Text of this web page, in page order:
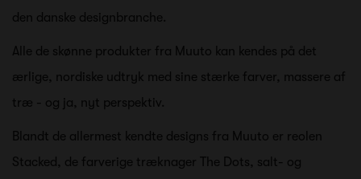
den danske designbranche.
Alle de skønne produkter fra Muuto kan kendes på det
ærlige, nordiske udtryk med sine stærke farver, massere af
træ - og ja, nyt perspektiv.
Blandt de allermest kendte designs fra Muuto er reolen
Stacked, de farverige træknager The Dots, salt- og